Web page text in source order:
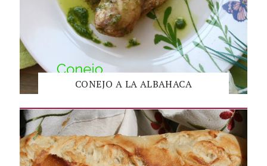
CONEJO A LA ALBAHACA